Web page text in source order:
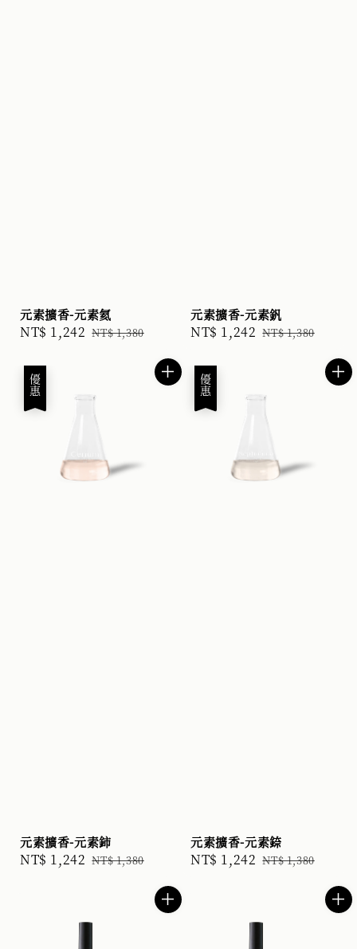
元素擴香-元素氦
Sale
NT$ 1,242 Regular
NT$ 1,380
元素擴香-元素釩
Sale
NT$ 1,242 Regular
NT$ 1,380
優惠
元素擴香-元素鈰
Sale
NT$ 1,242 Regular
NT$ 1,380
優惠
元素擴香-元素錼
Sale
NT$ 1,242 Regular
NT$ 1,380